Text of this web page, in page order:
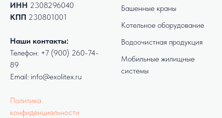
ИНН 2308296040
КПП 230801001
Наши контакты:
Телефон: +7 (900) 260-74-
89
Email: info@exolitex.ru
Политика
конфиденциальности
Башенные краны
Котельное оборудование
Водоочистная продукция
Мобильные жилищные
системы